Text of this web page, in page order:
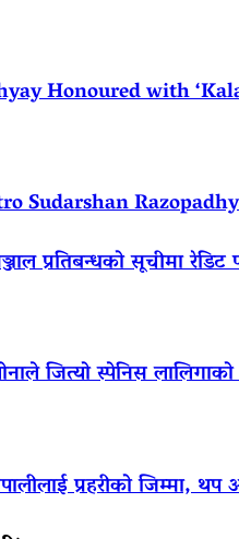
Honoured with
Sudarshan
प्रतिबन्धको सूचीमा रेडिट
जित्यो स्पेनिस लालिगाको
प्रहरीको जिम्मा,